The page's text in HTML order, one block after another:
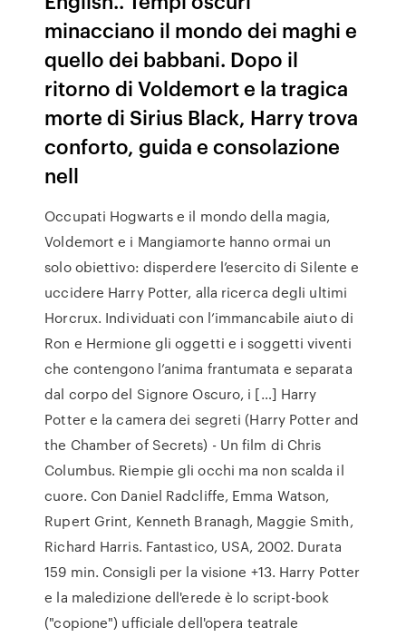
minacciano il mondo dei maghi e
quello dei babbani. Dopo il
ritorno di Voldemort e la tragica
morte di Sirius Black, Harry trova
conforto, guida e consolazione
nell
Occupati Hogwarts e il mondo della magia,
Voldemort e i Mangiamorte hanno ormai un
solo obiettivo: disperdere l’esercito di Silente e
uccidere Harry Potter, alla ricerca degli ultimi
Horcrux. Individuati con l’immancabile aiuto di
Ron e Hermione gli oggetti e i soggetti viventi
che contengono l’anima frantumata e separata
dal corpo del Signore Oscuro, i […] Harry
Potter e la camera dei segreti (Harry Potter and
the Chamber of Secrets) - Un film di Chris
Columbus. Riempie gli occhi ma non scalda il
cuore. Con Daniel Radcliffe, Emma Watson,
Rupert Grint, Kenneth Branagh, Maggie Smith,
Richard Harris. Fantastico, USA, 2002. Durata
159 min. Consigli per la visione +13. Harry Potter
e la maledizione dell'erede è lo script-book
("copione") ufficiale dell'opera teatrale